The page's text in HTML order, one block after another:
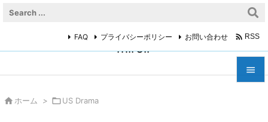
miroir

FAQ プライバシーポリシー お問い合わせ  RSS
 ホーム > US Drama